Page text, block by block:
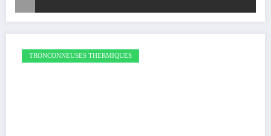
TRONCONNEUSES THERMIQUES